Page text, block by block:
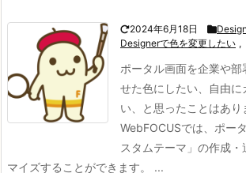
2024年6月18日
Designerで色を変更したい ,
ポータル画面を企業や
せた色にしたい、自由に
い、と思ったことはあり
WebFOCUSでは、ポー
スタムテーマ」の作成
マイズすることができます。 ...